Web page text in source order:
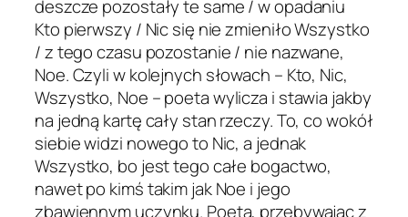
deszcze pozostały te same / w opadaniu
Kto pierwszy / Nic się nie zmieniło Wszystko
/ z tego czasu pozostanie / nie nazwane,
Noe. Czyli w kolejnych słowach – Kto, Nic,
Wszystko, Noe – poeta wylicza i stawia jakby
na jedną kartę cały stan rzeczy. To, co wokół
siebie widzi nowego to Nic, a jednak
Wszystko, bo jest tego całe bogactwo,
nawet po kimś takim jak Noe i jego
zbawiennym uczynku. Poeta, przebywając z